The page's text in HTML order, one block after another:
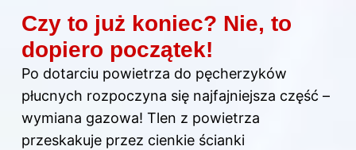
Czy to już koniec? Nie, to
dopiero początek!
Po dotarciu powietrza do pęcherzyków
płucnych rozpoczyna się najfajniejsza część –
wymiana gazowa! Tlen z powietrza
przeskakuje przez cienkie ścianki